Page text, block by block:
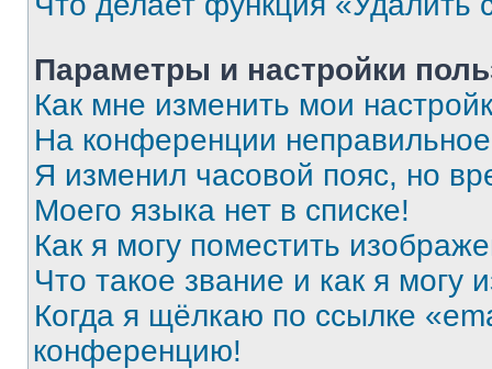
Параметры и настройки
Как мне изменить мои
На конференции
Я изменил часовой пояс, но
Моего языка нет в списке!
Как я могу поместить
Что такое звание и как я могу
Когда я щёлкаю по ссылке
конференцию!